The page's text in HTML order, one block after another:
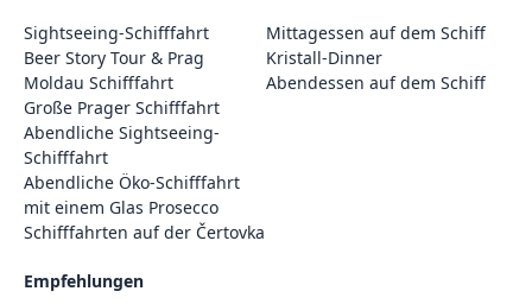
Sightseeing-Schifffahrt
Beer Story Tour & Prag
Moldau Schifffahrt
Große Prager Schifffahrt
Abendliche Sightseeing-
Schifffahrt
Abendliche Öko-Schifffahrt
mit einem Glas Prosecco
Schifffahrten auf der Čertovka
Mittagessen auf dem Schiff
Kristall-Dinner
Abendessen auf dem Schiff
Empfehlungen